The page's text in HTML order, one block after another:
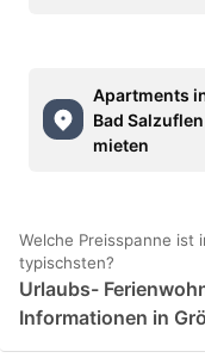
Apartments
Bad Salzuflen
mieten
Welche Preisspanne ist
typischsten?
Urlaubs-
Informationen in